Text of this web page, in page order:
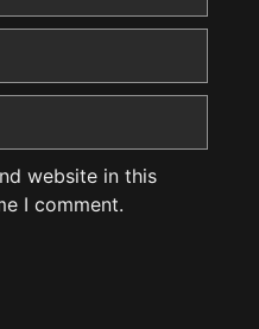
website in this
I comment.